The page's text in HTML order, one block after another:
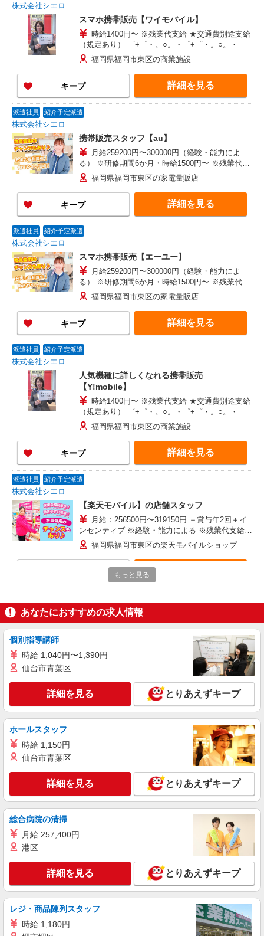
株式会社シエロ
スマホ携帯販売【ワイモバイル】
時給1400円〜 ※残業代支給 ★交通費別途支給
（規定あり） ゜+゜・。○。・゜+゜・。○。・゜
+゜ 入社祝い金10万円支給(規定有) お友達を紹介
頂くと, インセンティブ支給(規定有) ★月2回払
い・週払い可能（規程有）★ ゜・。○。・゜
+゜・。○。・゜+゜
福岡県福岡市東区の商業施設
キープ 詳細を見る
派遣社員 紹介予定派遣
株式会社シエロ
携帯販売スタッフ【au】
月給259200円〜300000円（経験・能力によ
る） ※研修期間6か月・時給1500円〜 ※残業代支
給 ★交通費別途支給（規定あり） ゜+゜・。
○。・゜+゜・。○。・゜+゜ 入社祝い金10万円支
給(規定有) お友達を紹介頂くと, インセンティブ支
給(規定有) ゜・。○。・゜+゜・。○。・゜+゜
福岡県福岡市東区の家電量販店
キープ 詳細を見る
派遣社員 紹介予定派遣
株式会社シエロ
スマホ携帯販売【エーユー】
月給259200円〜300000円（経験・能力によ
る） ※研修期間6か月・時給1500円〜 ※残業代支
給 ★交通費別途支給（規定あり） ゜+゜・。
○。・゜+゜・。○。・゜+゜ 入社祝い金10万円支
給(規定有) お友達を紹介頂くと, インセンティブ支
給(規定有) ゜・。○。・゜+゜・。○。・゜+゜
福岡県福岡市東区の家電量販店
キープ 詳細を見る
派遣社員 紹介予定派遣
株式会社シエロ
人気機種に詳しくなれる携帯販売
【Y!mobile】
時給1400円〜 ※残業代支給 ★交通費別途支給
（規定あり） ゜+゜・。○。・゜+゜・。○。・゜
+゜ 入社祝い金10万円支給(規定有) お友達を紹介
頂くと, インセンティブ支給(規定有) ★月2回払
い・週払い可能（規程有）★ ゜・。○。・゜
+゜・。○。・゜+゜
福岡県福岡市東区の商業施設
キープ 詳細を見る
派遣社員 紹介予定派遣
株式会社シエロ
【楽天モバイル】の店舗スタッフ
月給：256500円〜319150円 ＋賞与年2回＋イ
ンセンティブ ※経験・能力による ※残業代支給
★交通費別途支給（規定あり） ゜+゜・。○。・゜
+゜・。○。・゜+゜ 入社祝い金10万円支給(規定
有) お友達を紹介頂くと, インセンティブ支給(規定
有) ゜・。○。・゜+゜・。○。・゜+゜
福岡県福岡市東区の楽天モバイルショップ
株式会社シエロ
【docomo】人気機種に詳しくなれる携帯販売
時給1300円〜 ※残業代支給 ★交通費別途支給
+゜ 入社祝い金10万円支給(規定有) お友達を紹介
頂くと, インセンティブ支給(規定有) ★月2回払
い・週払い可能（規程有）★ ゜・。○。・゜
+゜・。○。・゜+゜
福岡県福岡市東区のdocomoショップ
キープ 詳細を見る
株式会社シエロ
時給1450円〜 ※残業代支給 ★交通費別途支給
+゜ 入社祝い金10万円支給(規定有) お友達を紹介
頂くと, インセンティブ支給(規定有) ★月2回払
い・週払い可能（規程有）★ ゜・。○。・゜
+゜・。○。・゜+゜
福岡県福岡市東区のauショップ
キープ 詳細を見る
派遣社員 紹介予定派遣
株式会社シエロ
人気機種に詳しくなれる携帯販売
【softbank】
時給1400円〜1450円（経験・能力による） ※
残業代支給 ★交通費別途支給（規定あり） ゜
+゜・。○。・゜+゜・。○。・゜+゜ 入社祝い金10
福岡県福岡市東区の家電量販店
もっと見る
あなたにおすすめの求人情報
個別指導講師
時給 1,040円〜1,390円
仙台市青葉区
詳細を見る とりあえずキープ
ホールスタッフ
時給 1,150円
仙台市青葉区
詳細を見る とりあえずキープ
総合病院の清掃
月給 257,400円
港区
詳細を見る とりあえずキープ
レジ・商品陳列スタッフ
時給 1,180円